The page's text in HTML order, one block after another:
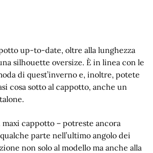
up-to-date, oltre alla lunghezza
silhouette oversize. È in linea con le
di quest’inverno e, inoltre, potete
cosa sotto al cappotto, anche un
maxi cappotto – potreste ancora
parte nell’ultimo angolo dei
non solo al modello ma anche alla